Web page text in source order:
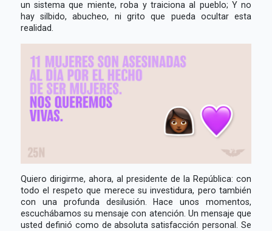
un sistema que miente, roba y traiciona al pueblo; Y no
hay silbido, abucheo, ni grito que pueda ocultar esta
realidad.
Quiero dirigirme, ahora, al presidente de la República: con
todo el respeto que merece su investidura, pero también
con una profunda desilusión. Hace unos momentos,
escuchábamos su mensaje con atención. Un mensaje que
usted definió como de absoluta satisfacción personal. Se